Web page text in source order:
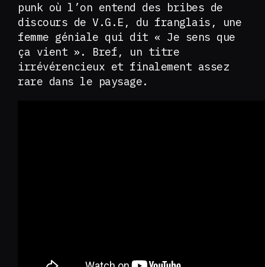
punk où l’on entend des bribes de
discours de V.G.E, du franglais, une
femme géniale qui dit « Je sens que
ça vient ». Bref, un titre
irrévérencieux et finalement assez
rare dans le paysage.